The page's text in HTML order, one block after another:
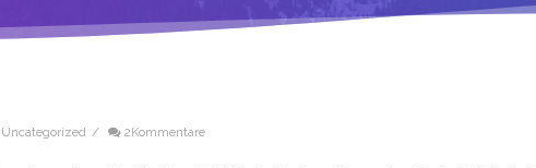
Uncategorized / 2Kommentare